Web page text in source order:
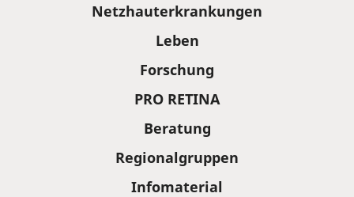
Netzhauterkrankungen
Leben
Forschung
PRO RETINA
Beratung
Regionalgruppen
Infomaterial